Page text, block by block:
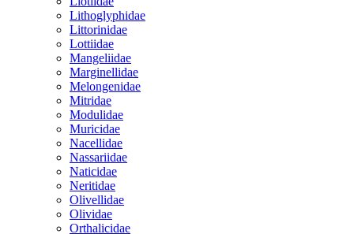
Lithoglyphidae
Littorinidae
Lottiidae
Mangeliidae
Marginellidae
Melongenidae
Mitridae
Modulidae
Muricidae
Nacellidae
Nassariidae
Naticidae
Neritidae
Olivellidae
Olividae
Orthalicidae